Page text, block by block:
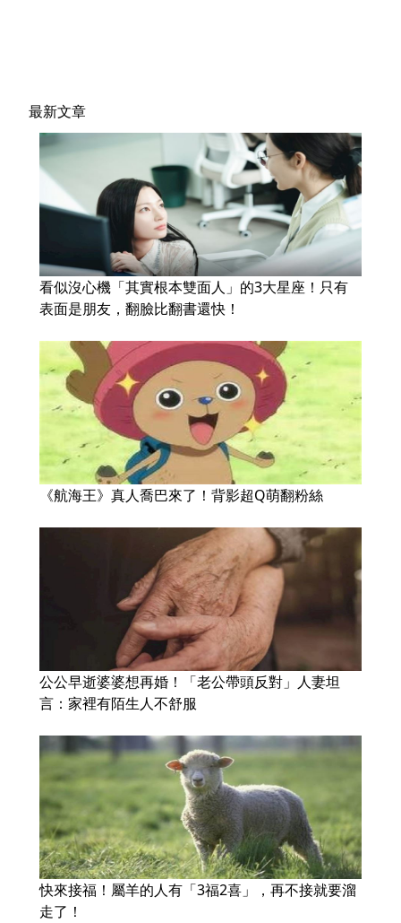
最新文章
看似沒心機「其實根本雙面人」的3大星座！只有
表面是朋友，翻臉比翻書還快！
《航海王》真人喬巴來了！背影超Q萌翻粉絲
公公早逝婆婆想再婚！「老公帶頭反對」人妻坦
言：家裡有陌生人不舒服
快來接福！屬羊的人有「3福2喜」，再不接就要溜
走了！